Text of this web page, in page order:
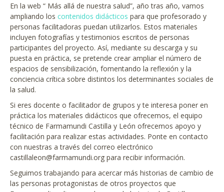
En la web “ Más allá de nuestra salud”, año tras año, vamos
ampliando los contenidos didácticos para que profesorado y
personas facilitadoras puedan utilizarlos. Estos materiales
incluyen fotografías y testimonios escritos de personas
participantes del proyecto. Así, mediante su descarga y su
puesta en práctica, se pretende crear ampliar el número de
espacios de sensibilización, fomentando la reflexión y la
conciencia crítica sobre distintos los determinantes sociales de
la salud.
Si eres docente o facilitador de grupos y te interesa poner en
práctica los materiales didácticos que ofrecemos, el equipo
técnico de Farmamundi Castilla y León ofrecemos apoyo y
facilitación para realizar estas actividades. Ponte en contacto
con nuestras a través del correo electrónico
castillaleon@farmamundi.org para recibir información.
Seguimos trabajando para acercar más historias de cambio de
las personas protagonistas de otros proyectos que